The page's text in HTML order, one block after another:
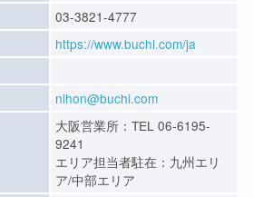
03-3821-4777
https://www.buchi.com/ja
nihon@buchi.com
大阪営業所：TEL 06-6195-
9241
エリア担当者駐在：九州エリ
ア/中部エリア